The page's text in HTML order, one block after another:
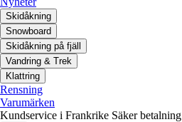
Skidåkning
Snowboard
Skidåkning på fjäll
Vandring & Trek
Klattring
Rensning
Varumärken
Kundservice i Frankrike Säker betalning